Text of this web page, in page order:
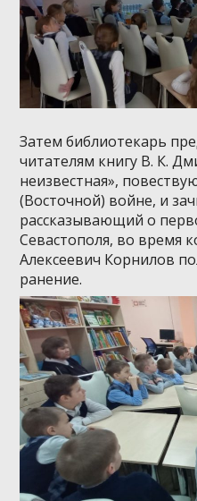
Затем библиотекарь
читателям книгу В. К.
неизвестная»,
(Восточной) войне, и
рассказывающий о
Севастополя, во время
Алексеевич Корнилов
ранение.